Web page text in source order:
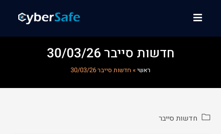
חדשות סייבר 30/03/26
ראשי» חדשות סייבר 30/03/26
חדשות סייבר